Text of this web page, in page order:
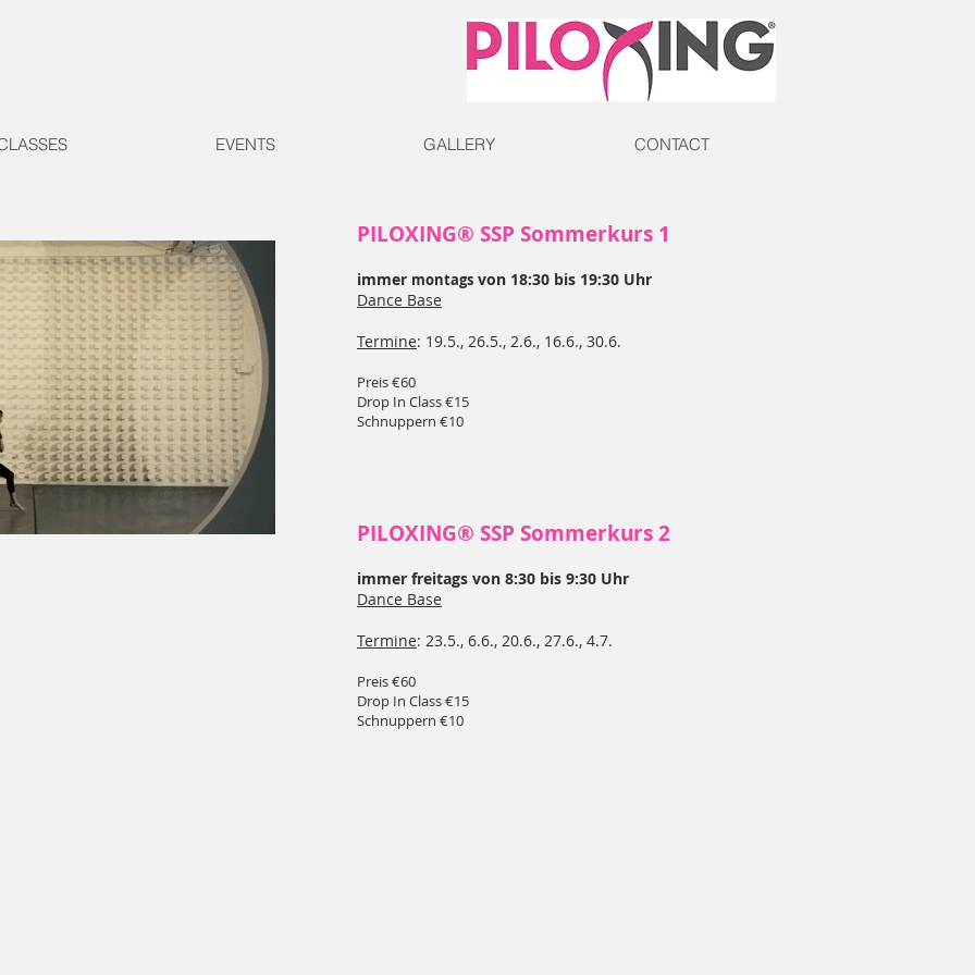
EVENTS GALLERY CONTACT
PILOXING® SSP Sommerkurs 1
immer montags von 18:30 bis 19:30 Uhr
Dance Base
Termine: 19.5., 26.5., 2.6., 16.6., 30.6.
Preis €60
Drop In Class €15
Schnuppern €10
PILOXING® SSP Sommerkurs 2
immer freitags von 8:30 bis 9:30 Uhr
Dance Base
Termine: 23.5., 6.6., 20.6., 27.6., 4.7.
Preis €60
Drop In Class €15
Schnuppern €10